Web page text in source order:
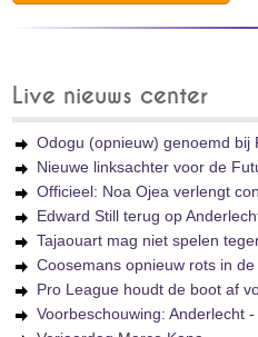
Live nieuws center
Odogu (opnieuw) genoemd bij
Nieuwe linksachter voor de
Officieel: Noa Ojea verlengt
Edward Still terug op
Tajaouart mag niet spelen
Coosemans opnieuw rots in
Pro League houdt de boot af
Voorbeschouwing: Anderlecht